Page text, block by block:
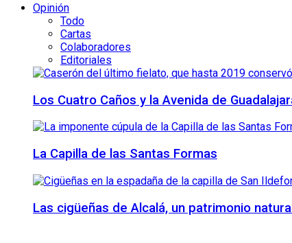
Opinión
Todo
Cartas
Colaboradores
Editoriales
Los Cuatro Caños y la Avenida de
La Capilla de las Santas Formas
Las cigüeñas de Alcalá, un patrimonio